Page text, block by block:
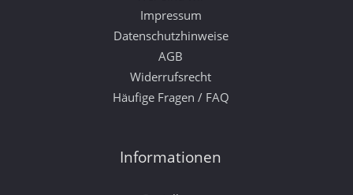
Impressum
Datenschutzhinweise
AGB
Widerrufsrecht
Häufige Fragen / FAQ
Informationen